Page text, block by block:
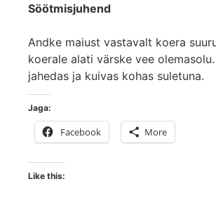
Söötmisjuhend
Andke maiust vastavalt koera
koerale alati värske vee
jahedas ja kuivas kohas suletuna.
Jaga:
Facebook More
Like this: